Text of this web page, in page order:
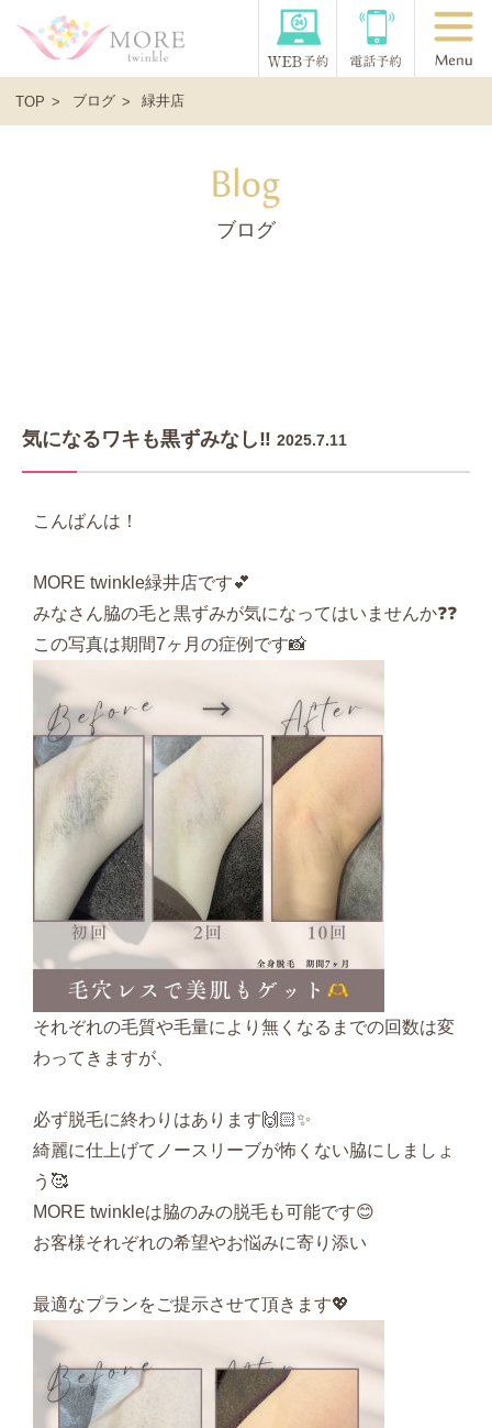
TOP ブログ 緑井店
ブログ
気になるワキも黒ずみなし‼️ 2025.7.11
こんばんは！
MORE twinkle緑井店です💕
みなさん脇の毛と黒ずみが気になってはいませんか❓❓
この写真は期間7ヶ月の症例です📸
それぞれの毛質や毛量により無くなるまでの回数は変
わってきますが、
必ず脱毛に終わりはあります🙌🏻✨
綺麗に仕上げてノースリーブが怖くない脇にしましょ
う🥰
MORE twinkleは脇のみの脱毛も可能です😊
お客様それぞれの希望やお悩みに寄り添い
最適なプランをご提示させて頂きます💖